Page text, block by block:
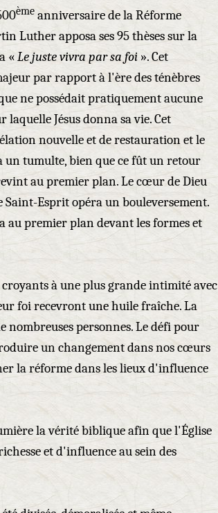
ème anniversaire de la Réforme
Luther apposa ses 95 thèses sur la
«Le juste vivra par sa foi ». Cet
par rapport à l'ère des ténèbres
ne possédait pratiquement aucune
Jésus donna sa vie. Cet
nouvelle et de restauration et le
un tumulte, bien que ce fût un retour
au premier plan. Le cœur de Dieu
Esprit opéra un bouleversement.
au premier plan devant les formes et
à une plus grande intimité avec
foi recevront une huile fraîche. La
nombreuses personnes. Le défi pour
un changement dans nos cœurs
la réforme dans les lieux d'influence
la vérité biblique afin que l'Église
et d'influence au sein des